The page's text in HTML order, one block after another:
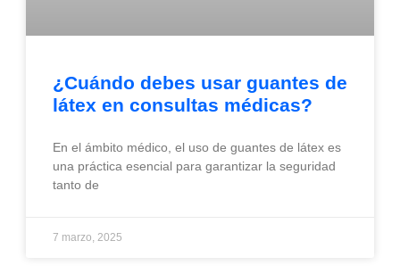
¿Cuándo debes usar guantes de
látex en consultas médicas?
En el ámbito médico, el uso de guantes de látex es
una práctica esencial para garantizar la seguridad
tanto de
7 marzo, 2025